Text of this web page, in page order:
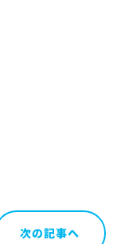
次の記事へ